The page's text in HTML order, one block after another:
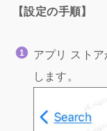
【設定の手順】
アプリ スト
します。